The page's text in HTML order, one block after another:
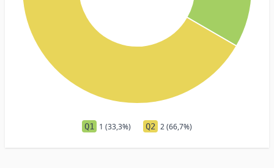
Q1 1 (33,3%) Q2 2 (66,7%)